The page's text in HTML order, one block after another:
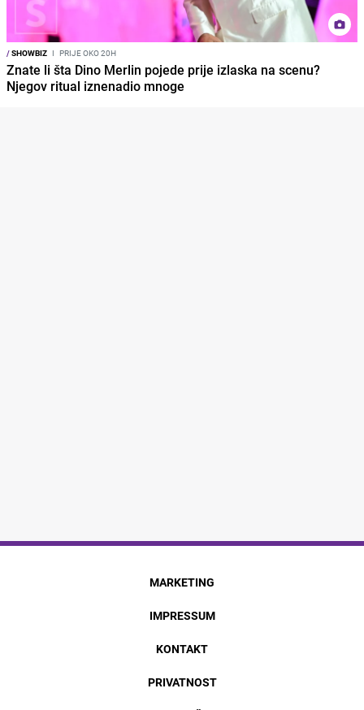
/SHOWBIZ I PRIJE OKO 20H
Znate li šta Dino Merlin pojede prije izlaska na scenu?
Njegov ritual iznenadio mnoge
MARKETING
IMPRESSUM
KONTAKT
PRIVATNOST